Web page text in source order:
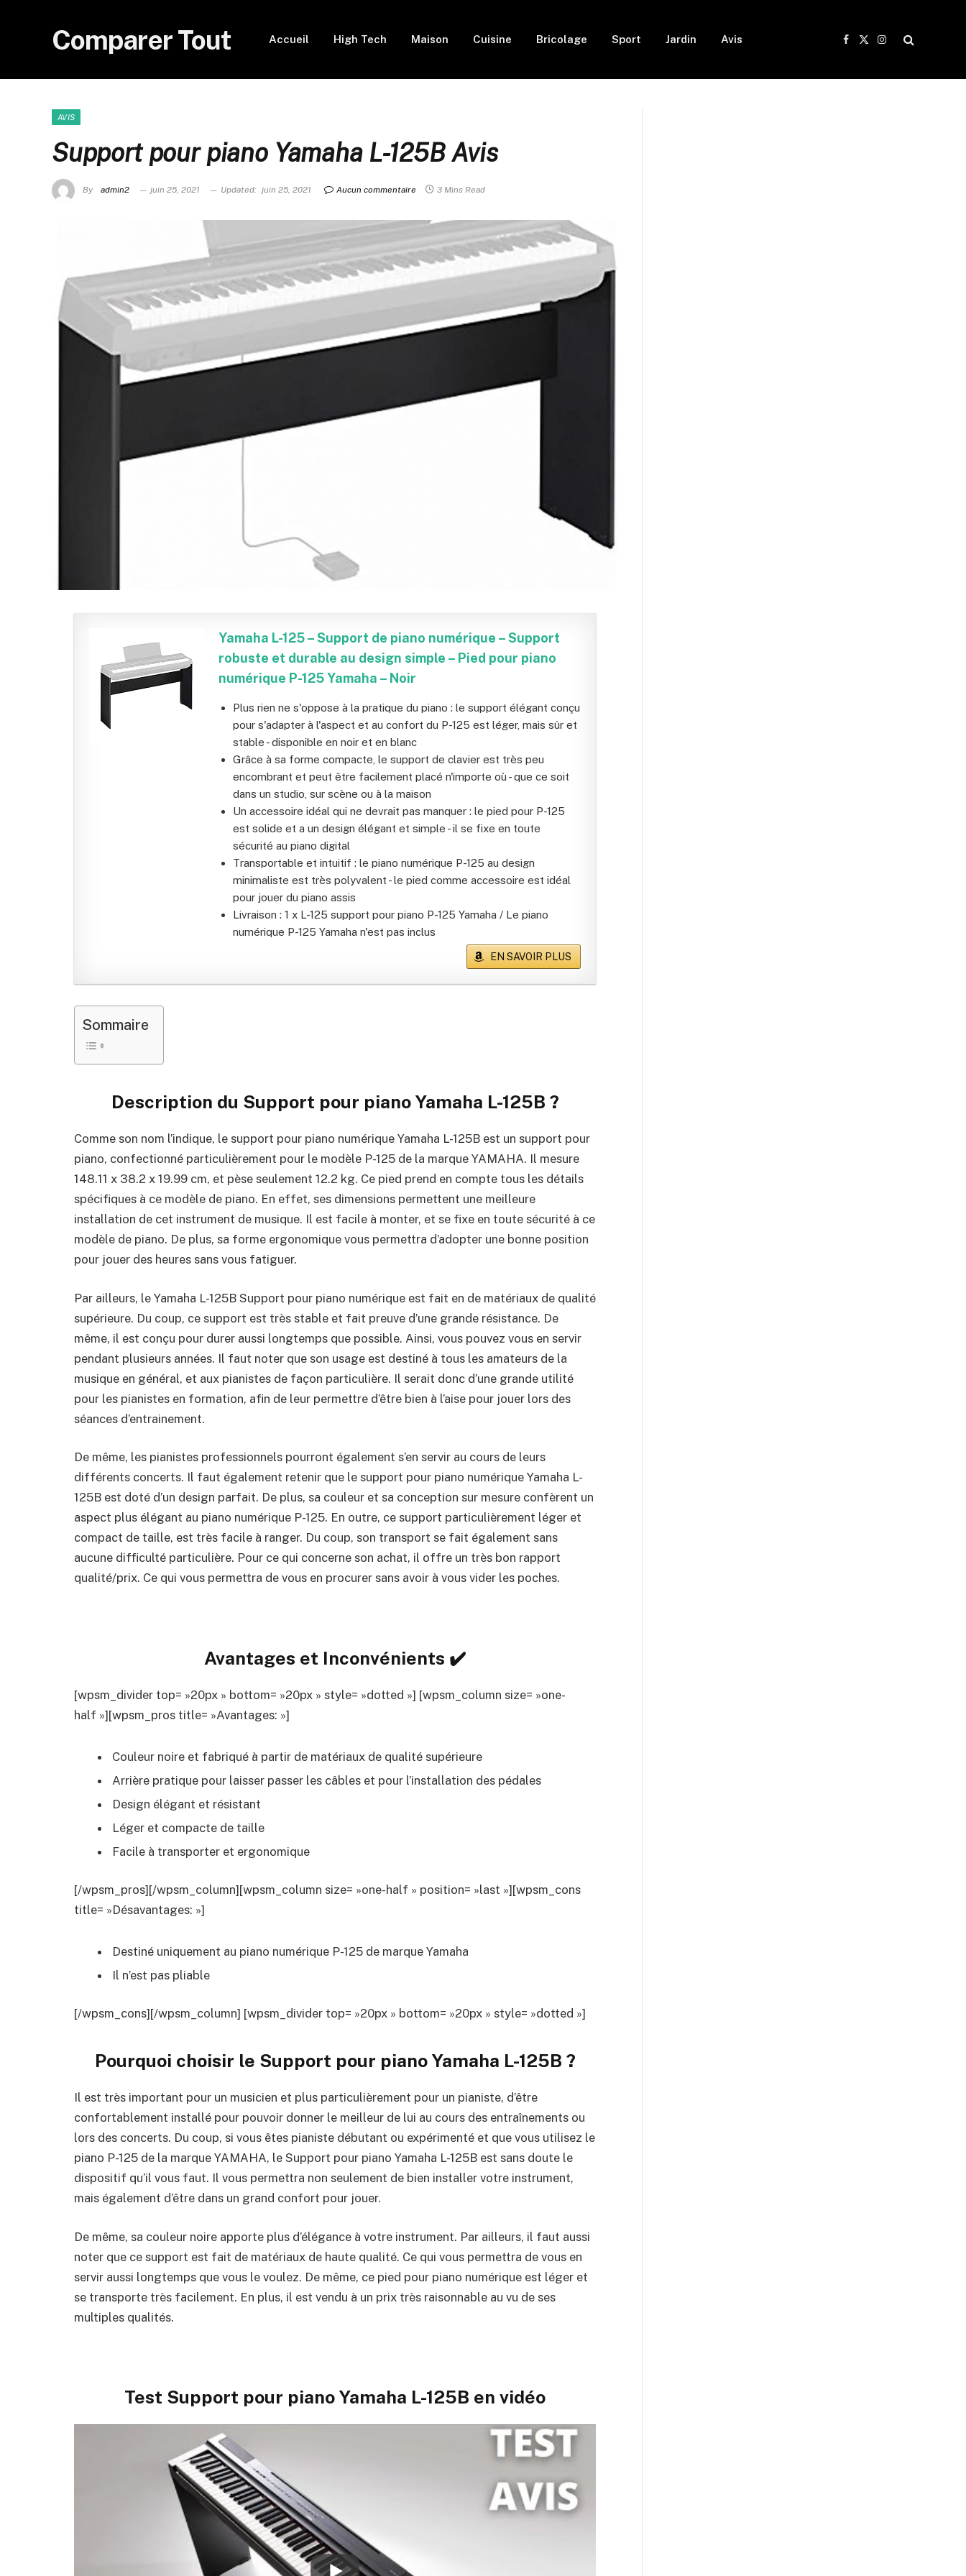
Comparer Tout Accueil High Tech Maison Cuisine Bricolage Sport Jardin Avis
Facebook
X
Instagram
AVIS
Support pour piano Yamaha L-125B Avis
By admin2 juin 25, 2021 Updated: juin 25, 2021 Aucun commentaire 3 Mins Read
Yamaha L-125 – Support de piano numérique – Support
robuste et durable au design simple – Pied pour piano
numérique P-125 Yamaha – Noir
Plus rien ne s'oppose à la pratique du piano : le support élégant conçu
pour s'adapter à l'aspect et au confort du P-125 est léger, mais sûr et
stable - disponible en noir et en blanc
Grâce à sa forme compacte, le support de clavier est très peu
encombrant et peut être facilement placé n'importe où - que ce soit
dans un studio, sur scène ou à la maison
Un accessoire idéal qui ne devrait pas manquer : le pied pour P-125
est solide et a un design élégant et simple - il se fixe en toute
sécurité au piano digital
Transportable et intuitif : le piano numérique P-125 au design
minimaliste est très polyvalent - le pied comme accessoire est idéal
pour jouer du piano assis
Livraison : 1 x L-125 support pour piano P-125 Yamaha / Le piano
numérique P-125 Yamaha n'est pas inclus
EN SAVOIR PLUS
Sommaire
Description du Support pour piano Yamaha L-125B ?
Comme son nom l’indique, le support pour piano numérique Yamaha L-125B est un support pour
piano, confectionné particulièrement pour le modèle P-125 de la marque YAMAHA. Il mesure
148.11 x 38.2 x 19.99 cm, et pèse seulement 12.2 kg. Ce pied prend en compte tous les détails
spécifiques à ce modèle de piano. En effet, ses dimensions permettent une meilleure
installation de cet instrument de musique. Il est facile à monter, et se fixe en toute sécurité à ce
modèle de piano. De plus, sa forme ergonomique vous permettra d’adopter une bonne position
pour jouer des heures sans vous fatiguer.
Par ailleurs, le Yamaha L-125B Support pour piano numérique est fait en de matériaux de qualité
supérieure. Du coup, ce support est très stable et fait preuve d’une grande résistance. De
même, il est conçu pour durer aussi longtemps que possible. Ainsi, vous pouvez vous en servir
pendant plusieurs années. Il faut noter que son usage est destiné à tous les amateurs de la
musique en général, et aux pianistes de façon particulière. Il serait donc d’une grande utilité
pour les pianistes en formation, afin de leur permettre d’être bien à l’aise pour jouer lors des
séances d’entrainement.
De même, les pianistes professionnels pourront également s’en servir au cours de leurs
différents concerts. Il faut également retenir que le support pour piano numérique Yamaha L-
125B est doté d’un design parfait. De plus, sa couleur et sa conception sur mesure confèrent un
aspect plus élégant au piano numérique P-125. En outre, ce support particulièrement léger et
compact de taille, est très facile à ranger. Du coup, son transport se fait également sans
aucune difficulté particulière. Pour ce qui concerne son achat, il offre un très bon rapport
qualité/prix. Ce qui vous permettra de vous en procurer sans avoir à vous vider les poches.
Avantages et Inconvénients ✔️
[wpsm_divider top= »20px » bottom= »20px » style= »dotted »] [wpsm_column size= »one-
half »][wpsm_pros title= »Avantages: »]
Couleur noire et fabriqué à partir de matériaux de qualité supérieure
Arrière pratique pour laisser passer les câbles et pour l’installation des pédales
Design élégant et résistant
Léger et compacte de taille
Facile à transporter et ergonomique
[/wpsm_pros][/wpsm_column][wpsm_column size= »one-half » position= »last »][wpsm_cons
title= »Désavantages: »]
Destiné uniquement au piano numérique P-125 de marque Yamaha
Il n’est pas pliable
[/wpsm_cons][/wpsm_column] [wpsm_divider top= »20px » bottom= »20px » style= »dotted »]
Pourquoi choisir le Support pour piano Yamaha L-125B ?
Il est très important pour un musicien et plus particulièrement pour un pianiste, d’être
confortablement installé pour pouvoir donner le meilleur de lui au cours des entraînements ou
lors des concerts. Du coup, si vous êtes pianiste débutant ou expérimenté et que vous utilisez le
piano P-125 de la marque YAMAHA, le Support pour piano Yamaha L-125B est sans doute le
dispositif qu’il vous faut. Il vous permettra non seulement de bien installer votre instrument,
mais également d’être dans un grand confort pour jouer.
De même, sa couleur noire apporte plus d’élégance à votre instrument. Par ailleurs, il faut aussi
noter que ce support est fait de matériaux de haute qualité. Ce qui vous permettra de vous en
servir aussi longtemps que vous le voulez. De même, ce pied pour piano numérique est léger et
se transporte très facilement. En plus, il est vendu à un prix très raisonnable au vu de ses
multiples qualités.
Test Support pour piano Yamaha L-125B en vidéo